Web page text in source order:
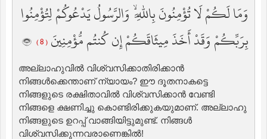
وَمَا لَكُمْ لَا تُؤْمِنُونَ بِاللَّهِ ۙ وَالرَّسُولُ يَدْعُوكُمْ لِتُؤْمِنُوا
بِرَبِّكُمْ وَقَدْ أَخَذَ مِيثَاقَكُمْ إِن كُنتُم مُّؤْمِنِينَ ( 8 )
അല്ലാഹുവില്‍ വിശ്വസിക്കാതിരിക്കാന്‍
നിങ്ങള്‍ക്കെന്താണ് ന്യായം? ഈ ദൂതനാകട്ടെ
നിങ്ങളുടെ രക്ഷിതാവില്‍ വിശ്വസിക്കാന്‍ വേണ്ടി
നിങ്ങളെ ക്ഷണിച്ചു കൊണ്ടിരിക്കുകയുമാണ്‌. അല്ലാഹു
നിങ്ങളുടെ ഉറപ്പ് വാങ്ങിയിട്ടുമുണ്ട്‌. നിങ്ങള്‍
വിശ്വസിക്കുന്നവരാണെങ്കില്‍!